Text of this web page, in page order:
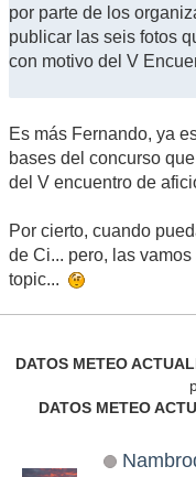
por parte de los
publicar las seis fotos
con motivo del V
Es más Fernando, ya
bases del concurso
del V encuentro de
Por cierto, cuando
de Ci... pero, las
topic...
DATOS METEO
DATOS METEO